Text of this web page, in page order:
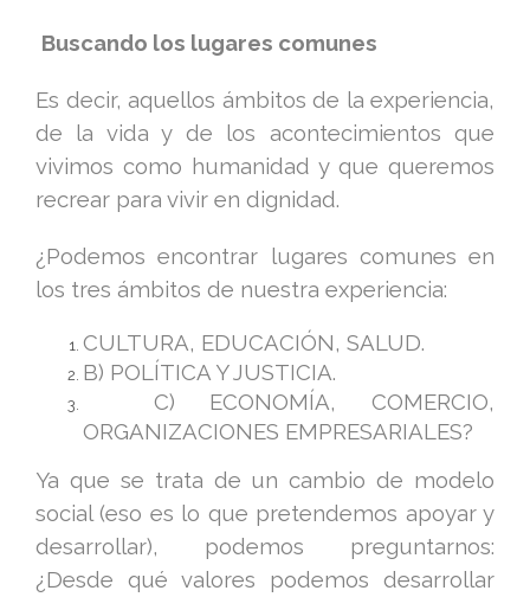
Buscando los lugares comunes
Es decir, aquellos ámbitos de la experiencia,
de la vida y de los acontecimientos que
vivimos como humanidad y que queremos
recrear para vivir en dignidad.
¿Podemos encontrar lugares comunes en
los tres ámbitos de nuestra experiencia:
CULTURA, EDUCACIÓN, SALUD.
B) POLÍTICA Y JUSTICIA.
C) ECONOMÍA, COMERCIO,
ORGANIZACIONES EMPRESARIALES?
Ya que se trata de un cambio de modelo
social (eso es lo que pretendemos apoyar y
desarrollar), podemos preguntarnos:
¿Desde qué valores podemos desarrollar